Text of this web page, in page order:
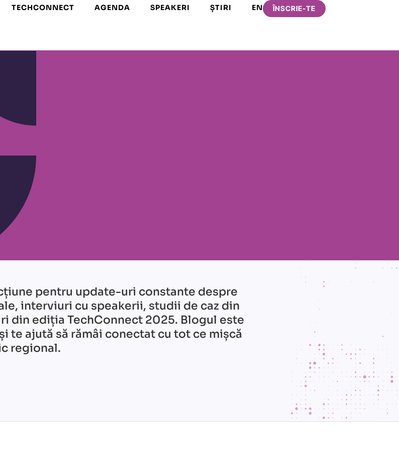
TECHCONNECT AGENDA SPEAKERI ȘTIRI EN ÎNSCRIE-TE
pentru update-uri constante despre
interviuri cu speakerii, studii de caz din
din ediția TechConnect 2025. Blogul este
te ajută să rămâi conectat cu tot ce mișcă
regional.